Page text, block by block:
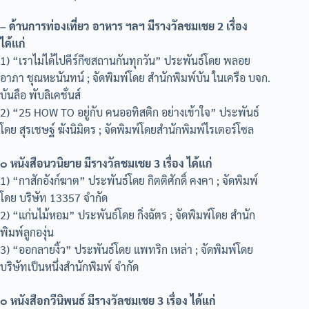
– ด้านการท่องเที่ยว อาหาร ฯลฯ มีรางวัลชมเชย 2 เรื่อง
ได้แก่
1) “เราไม่ได้ไปคีร์กีซสถานกันทุกวัน” ประพันธ์โดย พลอย
อาภา ชุณหะนันทน์ ; จัดพิมพ์โดย สำนักพิมพ์บัน ในเครือ บจก.
บันลือ พับลิเคชั่นส์
2) “25 HOW TO อยู่กับ คนออทิสติก อย่างเข้าใจ” ประพันธ์
โดย สุรเชษฐ์ ฆังนิมิตร ; จัดพิมพ์โดยสำนักพิมพ์ไรเตอร์โซล
๐ หนังสือนวนิยาย มีรางวัลชมเชย 3 เรื่อง ได้แก่
1) “กาสักอังก์ฆาต” ประพันธ์โดย กิตติศักดิ์ คงคา ; จัดพิมพ์
โดย บริษัท 13357 จำกัด
2) “แก่นไม้หอม” ประพันธ์โดย กิ่งฉัตร ; จัดพิมพ์โดย สำนัก
พิมพ์ลูกองุ่น
3) “ออกลายงิ้ว” ประพันธ์โดย แพทริก เหล่า ; จัดพิมพ์โดย
บริษัทเป็นหนึ่งสำนักพิมพ์ จำกัด
๐ หนังสือกวีนิพนธ์ มีรางวัลชมเชย 3 เรื่อง ได้แก่